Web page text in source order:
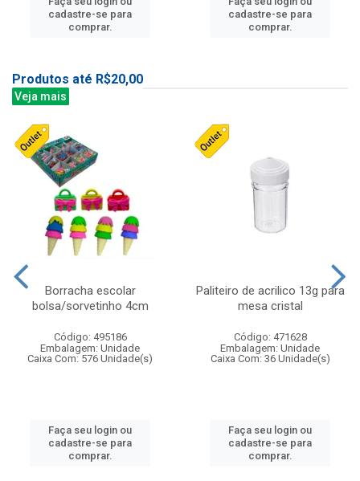
cadastre-se para
comprar.
cadastre-se para
comprar.
Produtos até R$20,00
Veja mais
Borracha escolar
bolsa/sorvetinho 4cm
Código: 495186
Embalagem: Unidade
Caixa Com: 576 Unidade(s)
Faça seu login ou
cadastre-se para
comprar.
Paliteiro de acrilico 13g para
mesa cristal
Código: 471628
Embalagem: Unidade
Caixa Com: 36 Unidade(s)
Faça seu login ou
cadastre-se para
comprar.